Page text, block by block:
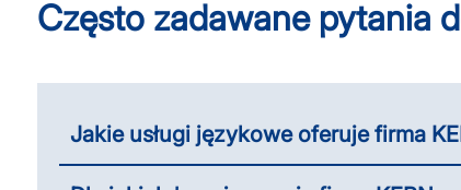
Często zadawane pytania
Jakie usługi językowe oferuje firma